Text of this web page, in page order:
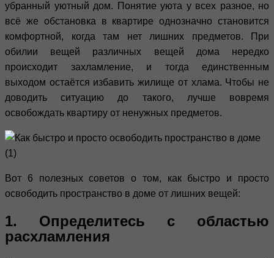
убранный уютный дом. Понятие уюта у всех разное, но
всё же обстановка в квартире однозначно становится
комфортной, когда там нет лишних предметов. При
обилии вещей различных вещей дома нередко
происходит захламление, и тогда единственным
выходом остаётся избавить жилище от хлама. Чтобы не
доводить ситуацию до такого, лучше вовремя
освобождать квартиру от ненужных предметов.
Вот 6 полезных советов о том, как быстро и просто
освободить пространство в доме от лишних вещей:
1. Определитесь с областью
расхламления